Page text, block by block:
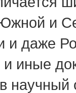
и
и даже
иные
научный